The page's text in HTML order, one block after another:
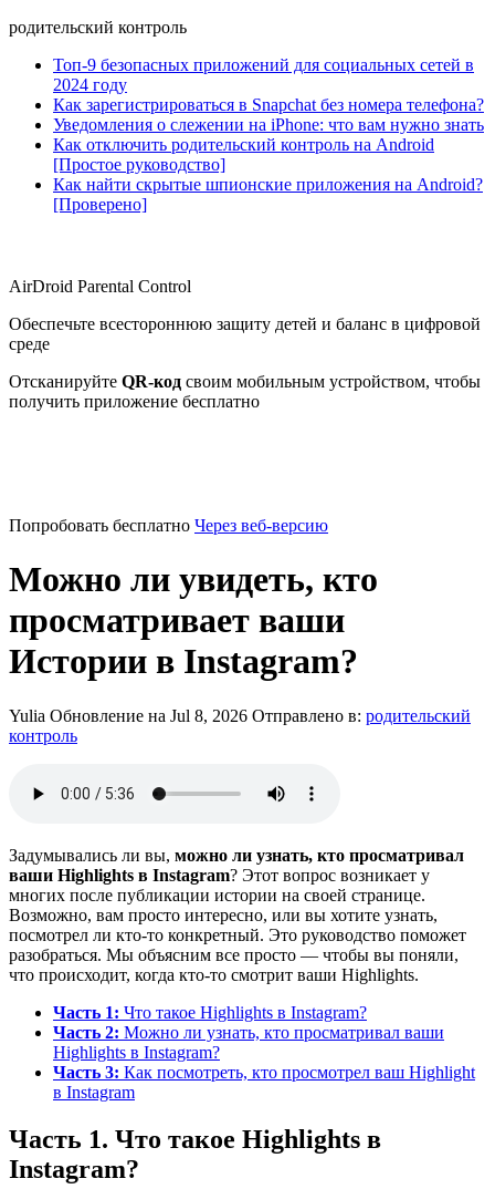
родительский контроль
Топ-9 безопасных приложений для социальных сетей в
2024 году
Как зарегистрироваться в Snapchat без номера телефона?
Уведомления о слежении на iPhone: что вам нужно знать
Как отключить родительский контроль на Android
[Простое руководство]
Как найти скрытые шпионские приложения на Android?
[Проверено]
AirDroid Parental Control
Обеспечьте всестороннюю защиту детей и баланс в цифровой
среде
Отсканируйте QR-код своим мобильным устройством, чтобы
получить приложение бесплатно
Попробовать бесплатно Через веб-версию
Можно ли увидеть, кто
просматривает ваши
Истории в Instagram?
Yulia Обновление на Jul 8, 2026 Отправлено в: родительский
контроль
Задумывались ли вы, можно ли узнать, кто просматривал
ваши Highlights в Instagram? Этот вопрос возникает у
многих после публикации истории на своей странице.
Возможно, вам просто интересно, или вы хотите узнать,
посмотрел ли кто-то конкретный. Это руководство поможет
разобраться. Мы объясним все просто — чтобы вы поняли,
что происходит, когда кто-то смотрит ваши Highlights.
Часть 1: Что такое Highlights в Instagram?
Часть 2: Можно ли узнать, кто просматривал ваши
Highlights в Instagram?
Часть 3: Как посмотреть, кто просмотрел ваш Highlight
в Instagram
Часть 1. Что такое Highlights в
Instagram?